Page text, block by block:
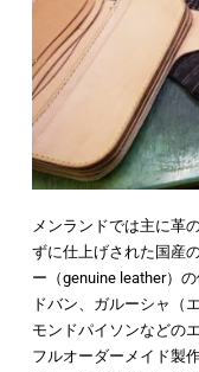
メンランドでは主に革
ずに仕上げされた国産
ー（genuine leather）
ドバン、ガルーシャ（
モンドパイソンなどの
フルオーダーメイド製